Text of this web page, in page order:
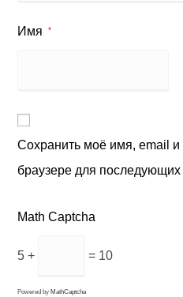
Имя *
Сохранить моё имя, email и
браузере для
Math Captcha
5 + = 10
Powered by MathCaptcha